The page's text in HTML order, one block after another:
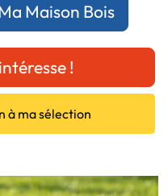
Maison Bois
!
à ma sélection